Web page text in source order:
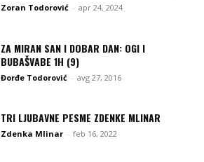
Zoran Todorović - apr 24, 2024
ZA MIRAN SAN I DOBAR DAN: OGI I
BUBAŠVABE 1H (9)
Đorđe Todorović - avg 27, 2016
TRI LJUBAVNE PESME ZDENKE MLINAR
Zdenka Mlinar - feb 16, 2022